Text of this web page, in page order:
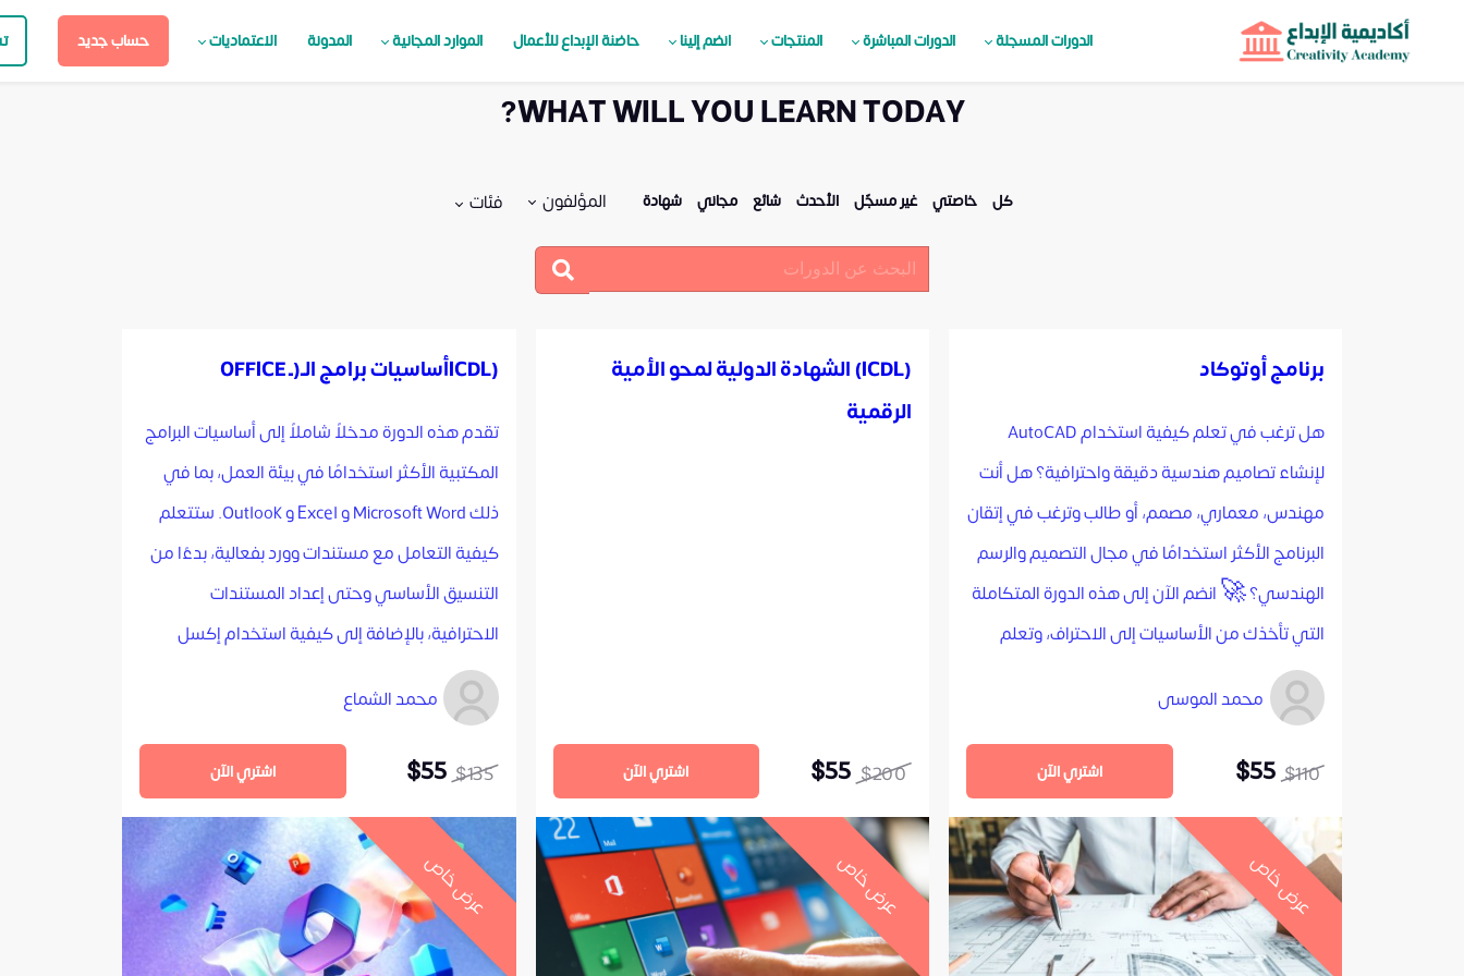
الدورات المسجلة الدورات المباشرة المنتجات انضم إلينا حاضنة الإبداع للأعمال الموارد المجانية المدونة الاعتماديات حساب جديد
WHAT WILL YOU LEARN TODAY?
كل خاصتي غير مسجّل الأحدث شائع مجاني شهادة المؤلفون فئات
برنامج أوتوكاد
هل ترغب في تعلم كيفية استخدام AutoCAD
لإنشاء تصاميم هندسية دقيقة واحترافية؟ هل أنت
مهندس، معماري، مصمم، أو طالب وترغب في إتقان
البرنامج الأكثر استخدامًا في مجال التصميم والرسم
الهندسي؟ 🚀 انضم الآن إلى هذه الدورة المتكاملة
التي تأخذك من الأساسيات إلى الاحتراف، وتعلم
كيف تحول أفكارك إلى رسومات هندسية دقيقة!
محمد الموسى
$110
$55 اشتري الآن
عرض خاص
(ICDL) الشهادة الدولية لمحو الأمية
الرقمية
$200
$55 اشتري الآن
عرض خاص
(ICDLأساسيات برامج الـ(ـ OFFICE
تقدم هذه الدورة مدخلاً شاملاً إلى أساسيات البرامج
المكتبية الأكثر استخدامًا في بيئة العمل، بما في
ذلك Microsoft Word و Excel و Outlook. ستتعلم
كيفية التعامل مع مستندات وورد بفعالية، بدءًا من
التنسيق الأساسي وحتى إعداد المستندات
الاحترافية، بالإضافة إلى كيفية استخدام إكسل
لإدارة البيانات، إنشاء الجداول، وإجراء العمليات
الحسابية بسهولة. كما تغطي الدورة البريد
الإلكتروني عبر Outlook، مما يساعدك على إدارة
المراسلات الإلكترونية بكفاءة. تعتمد الدورة على
منهج تطبيقي مدعوم بالأمثلة العملية والنماذج
التوضيحية لضمان اكتساب مهارات حقيقية قابلة
للتطبيق في مختلف المجالات المهنية.
محمد الشماع
$135
$55 اشتري الآن
عرض خاص